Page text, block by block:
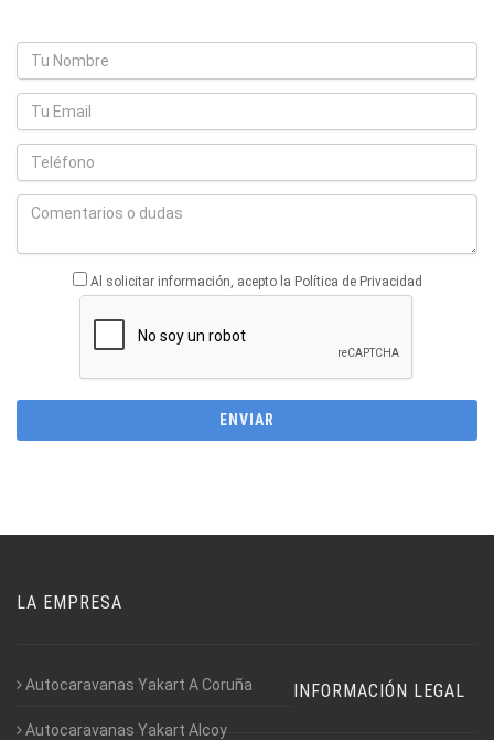
Al solicitar información, acepto la Política de Privacidad
LA EMPRESA
Autocaravanas Yakart A Coruña
Autocaravanas Yakart Alcoy
INFORMACIÓN LEGAL